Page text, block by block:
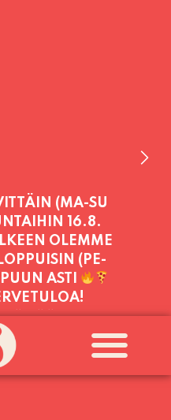
TÄNÄÄN:
- 21:00
(MA-SU
16.8.
OLEMME
(PE-
ASTI